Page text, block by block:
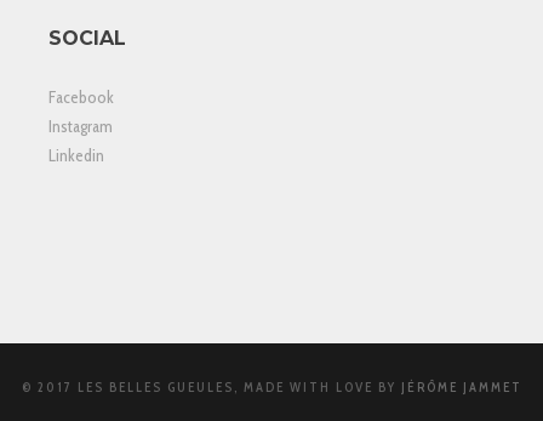
SOCIAL
Facebook
Instagram
Linkedin
© 2017 LES BELLES GUEULES, MADE WITH LOVE BY JÉRÔME JAMMET